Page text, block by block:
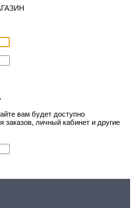
вам будет доступно
заказов, личный кабинет и другие